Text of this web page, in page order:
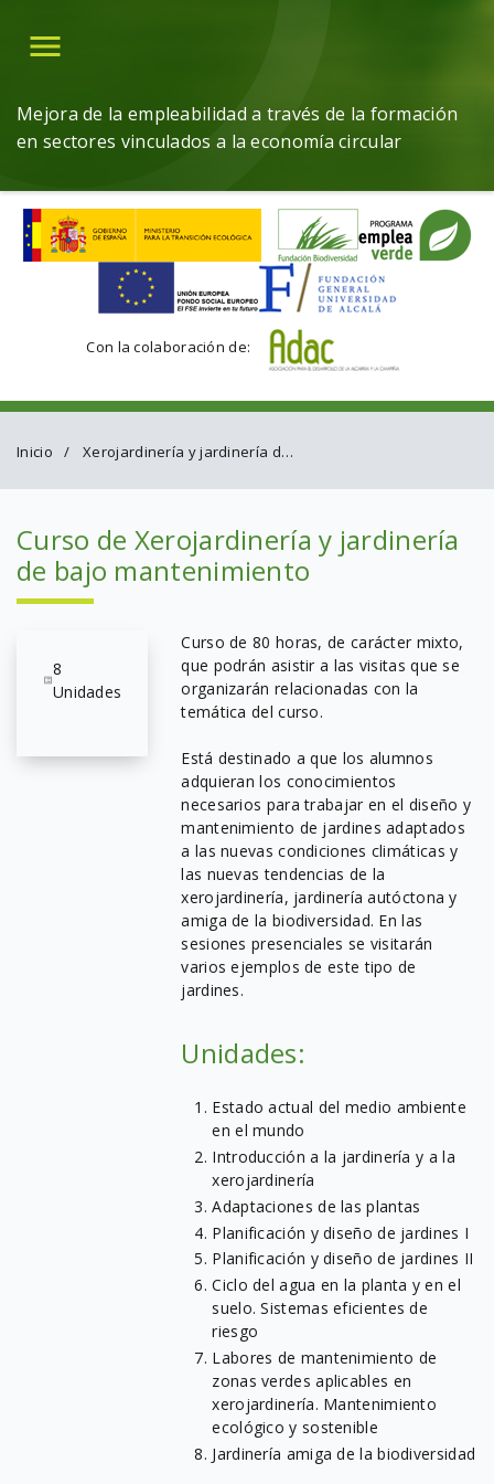
Menú
Mejora de la empleabilidad a través de la formación
en sectores vinculados a la economía circular
Con la colaboración de:
Inicio Xerojardinería y jardinería de bajo mantenimiento
Curso de Xerojardinería y jardinería
de bajo mantenimiento
8
Unidades
Curso de 80 horas, de carácter mixto,
que podrán asistir a las visitas que se
organizarán relacionadas con la
temática del curso.
Está destinado a que los alumnos
adquieran los conocimientos
necesarios para trabajar en el diseño y
mantenimiento de jardines adaptados
a las nuevas condiciones climáticas y
las nuevas tendencias de la
xerojardinería, jardinería autóctona y
amiga de la biodiversidad. En las
sesiones presenciales se visitarán
varios ejemplos de este tipo de
jardines.
Unidades:
Estado actual del medio ambiente
en el mundo
Introducción a la jardinería y a la
xerojardinería
Adaptaciones de las plantas
Planificación y diseño de jardines I
Planificación y diseño de jardines II
Ciclo del agua en la planta y en el
suelo. Sistemas eficientes de
riesgo
Labores de mantenimiento de
zonas verdes aplicables en
xerojardinería. Mantenimiento
ecológico y sostenible
Jardinería amiga de la biodiversidad